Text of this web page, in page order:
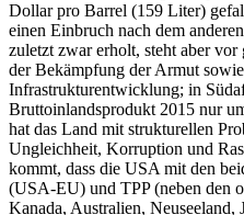
Dollar pro Barrel (159 Liter)
einen Einbruch nach dem
zuletzt zwar erholt, steht aber
der Bekämpfung der Armut
Infrastrukturentwicklung; in
Bruttoinlandsprodukt 2015 nur
hat das Land mit strukturellen
Ungleichheit, Korruption und
kommt, dass die USA mit den
(USA-EU) und TPP (neben den
Kanada, Australien, Neuseeland,